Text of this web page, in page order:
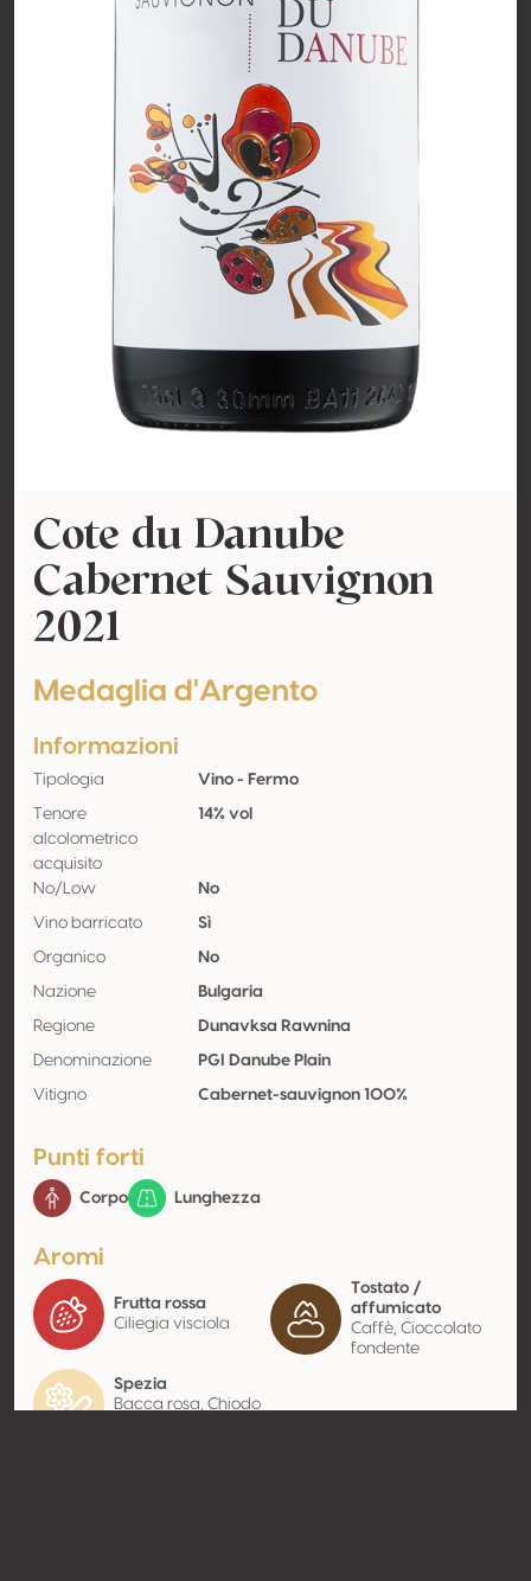
Cote du Danube
Cabernet Sauvignon
2021
Medaglia d'Argento
Informazioni
Tipologia Vino - Fermo
Tenore
alcolometrico
acquisito
14% vol
No/Low No
Vino barricato Sì
Organico No
Nazione Bulgaria
Regione Dunavksa Rawnina
Denominazione PGI Danube Plain
Vitigno Cabernet-sauvignon 100%
Punti forti
Corpo Lunghezza
Aromi
Frutta rossa
Ciliegia visciola
Tostato /
affumicato
Caffè, Cioccolato
fondente
Spezia
Bacca rosa, Chiodo